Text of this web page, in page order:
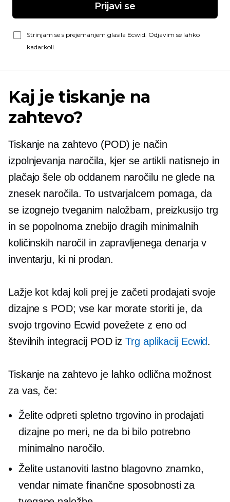
Prijavi se
Strinjam se s prejemanjem glasila Ecwid. Odjavim se lahko
kadarkoli.
Kaj je tiskanje na
zahtevo?
Tiskanje na zahtevo (POD) je način
izpolnjevanja naročila, kjer se artikli natisnejo in
plačajo šele ob oddanem naročilu ne glede na
znesek naročila. To ustvarjalcem pomaga, da
se izognejo tveganim naložbam, preizkusijo trg
in se popolnoma znebijo dragih minimalnih
količinskih naročil in zapravljenega denarja v
inventarju, ki ni prodan.
Lažje kot kdaj koli prej je začeti prodajati svoje
dizajne s POD; vse kar morate storiti je, da
svojo trgovino Ecwid povežete z eno od
številnih integracij POD iz Trg aplikacij Ecwid.
Tiskanje na zahtevo je lahko odlična možnost
za vas, če:
Želite odpreti spletno trgovino in prodajati
dizajne po meri, ne da bi bilo potrebno
minimalno naročilo.
Želite ustanoviti lastno blagovno znamko,
vendar nimate finančne sposobnosti za